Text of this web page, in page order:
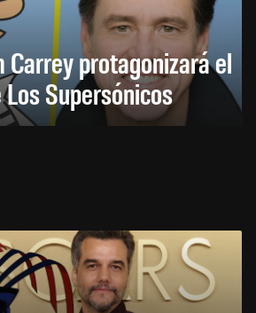
Carrey protagonizará el
Supersónicos